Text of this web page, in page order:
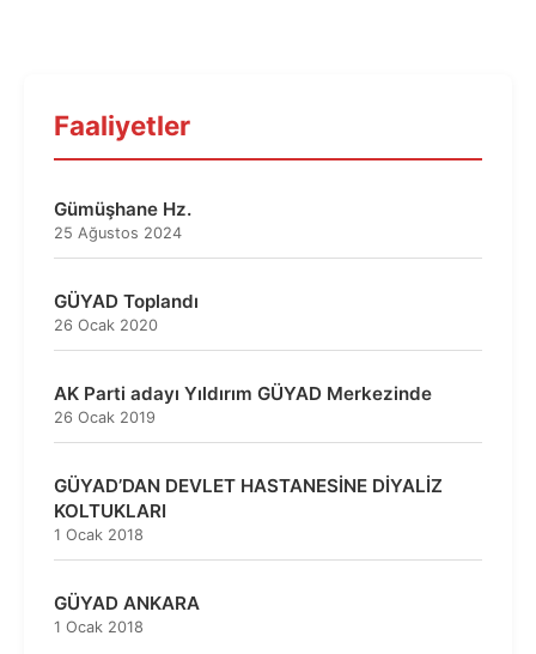
Faaliyetler
Gümüşhane Hz.
25 Ağustos 2024
GÜYAD Toplandı
26 Ocak 2020
AK Parti adayı Yıldırım GÜYAD Merkezinde
26 Ocak 2019
GÜYAD’DAN DEVLET HASTANESİNE DİYALİZ
KOLTUKLARI
1 Ocak 2018
GÜYAD ANKARA
1 Ocak 2018